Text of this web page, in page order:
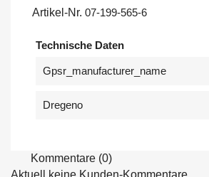
Artikel-Nr. 07-199-565-6
Technische Daten
Gpsr_manufacturer_name
Dregeno
Kommentare (0)
Aktuell keine Kunden-Kommentare